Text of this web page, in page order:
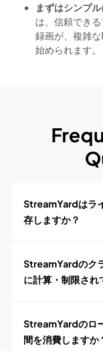
まずはシンプル
は、信頼でき
録画が、複雑
始められます。
StreamYardはラ
存しますか？
StreamYardのク
に計算・制限され
StreamYardのロ
間を消費しますか